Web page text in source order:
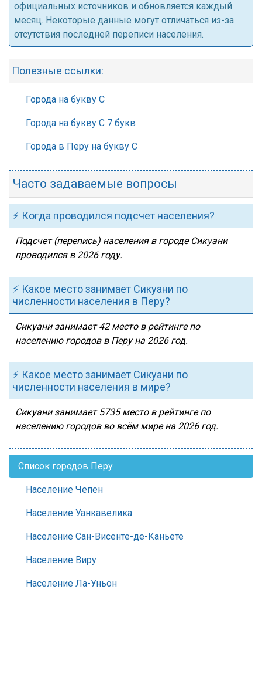
официальных источников и обновляется каждый
месяц. Некоторые данные могут отличаться из-за
отсутствия последней переписи населения.
Полезные ссылки:
Города на букву С
Города на букву С 7 букв
Города в Перу на букву С
Часто задаваемые вопросы
⚡ Когда проводился подсчет населения?
Подсчет (перепись) населения в городе Сикуани
проводился в 2026 году.
⚡ Какое место занимает Сикуани по
численности населения в Перу?
Сикуани занимает 42 место в рейтинге по
населению городов в Перу на 2026 год.
⚡ Какое место занимает Сикуани по
численности населения в мире?
Сикуани занимает 5735 место в рейтинге по
населению городов во всём мире на 2026 год.
Список городов Перу
Население Чепен
Население Уанкавелика
Население Сан-Висенте-де-Каньете
Население Виру
Население Ла-Уньон